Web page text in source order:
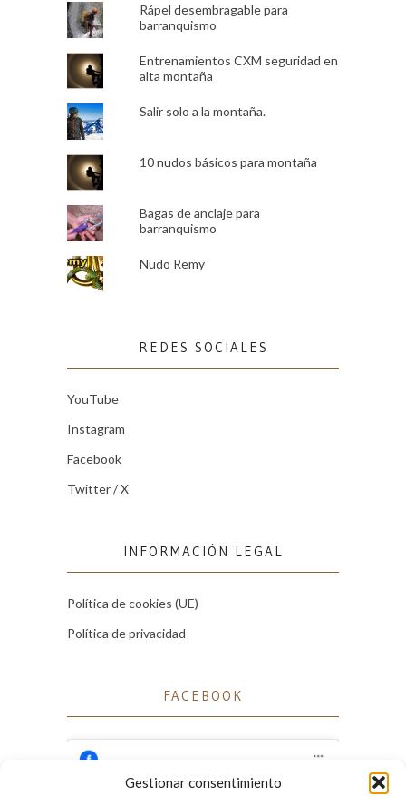
Gestionar consentimiento
Rápel desembragable para
barranquismo
Entrenamientos CXM seguridad en
alta montaña
Salir solo a la montaña.
10 nudos básicos para montaña
Bagas de anclaje para
barranquismo
Nudo Remy
REDES SOCIALES
YouTube
Instagram
Facebook
Twitter / X
INFORMACIÓN LEGAL
Política de cookies (UE)
Política de privacidad
FACEBOOK